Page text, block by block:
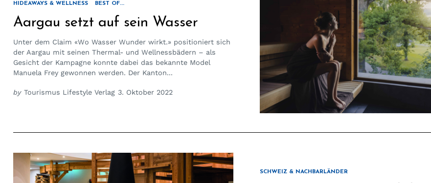
HIDEAWAYS & WELLNESS BEST OF...
Aargau setzt auf sein Wasser
Unter dem Claim «Wo Wasser Wunder wirkt.» positioniert sich
der Aargau mit seinen Thermal- und Wellnessbädern – als
Gesicht der Kampagne konnte dabei das bekannte Model
Manuela Frey gewonnen werden. Der Kanton...
by Tourismus Lifestyle Verlag 3. Oktober 2022
SCHWEIZ & NACHBARLÄNDER